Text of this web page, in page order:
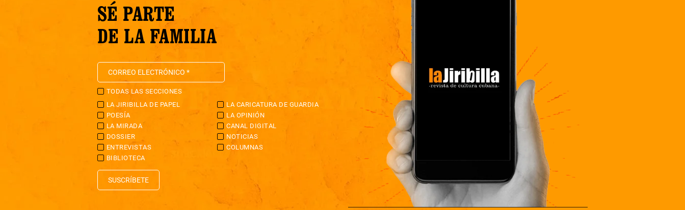
SÉ PARTE
DE LA FAMILIA
TODAS LAS SECCIONES
LA JIRIBILLA DE PAPEL
LA CARICATURA DE GUARDIA
POESÍA
LA OPINIÓN
LA MIRADA
CANAL DIGITAL
DOSSIER
NOTICIAS
ENTREVISTAS
COLUMNAS
BIBLIOTECA
SUSCRÍBETE